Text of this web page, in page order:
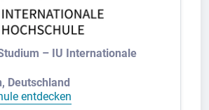
– IU Internationale
Deutschland
entdecken